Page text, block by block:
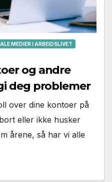
MEDIER I ARBEIDSLIVET
og andre
deg problemer
over dine kontoer på
eller ikke husker
årene, så har vi alle